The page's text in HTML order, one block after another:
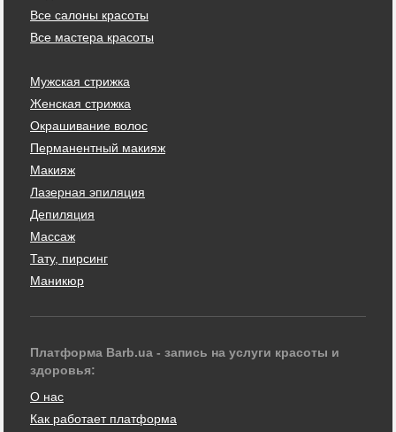
Все салоны красоты
Все мастера красоты
Мужская стрижка
Женская стрижка
Окрашивание волос
Перманентный макияж
Макияж
Лазерная эпиляция
Депиляция
Массаж
Тату, пирсинг
Маникюр
Платформа Barb.ua - запись на услуги красоты и
здоровья:
О нас
Как работает платформа